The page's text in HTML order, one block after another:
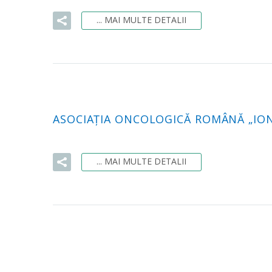
... MAI MULTE DETALII
ASOCIAŢIA ONCOLOGICĂ ROMÂNĂ
... MAI MULTE DETALII